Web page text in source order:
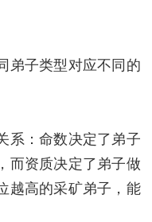
弟子类型对应不同的
系：命数决定了弟子
而资质决定了弟子做
越高的采矿弟子，能